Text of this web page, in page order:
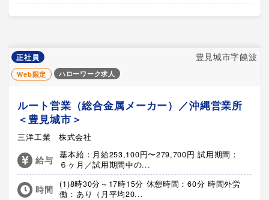
正社員 豊見城市字饒波
Web限定 ハローワーク求人
ルート営業（総合金属メーカー）／沖縄営業所
＜豊見城市＞
三洋工業 株式会社
給与
基本給：月給253,100円〜279,700円 試用期間：
６ヶ月／試用期間中の...
時間
(1)8時30分～17時15分 休憩時間：60分 時間外労
働：あり（月平均20...